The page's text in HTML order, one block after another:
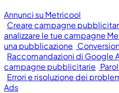
Annunci su Metricool
Creare campagne
analizzare le tue campagne
una pubblicazione
Raccomandazioni di Google
campagne pubblicitarie
Errori e risoluzione dei
Ads